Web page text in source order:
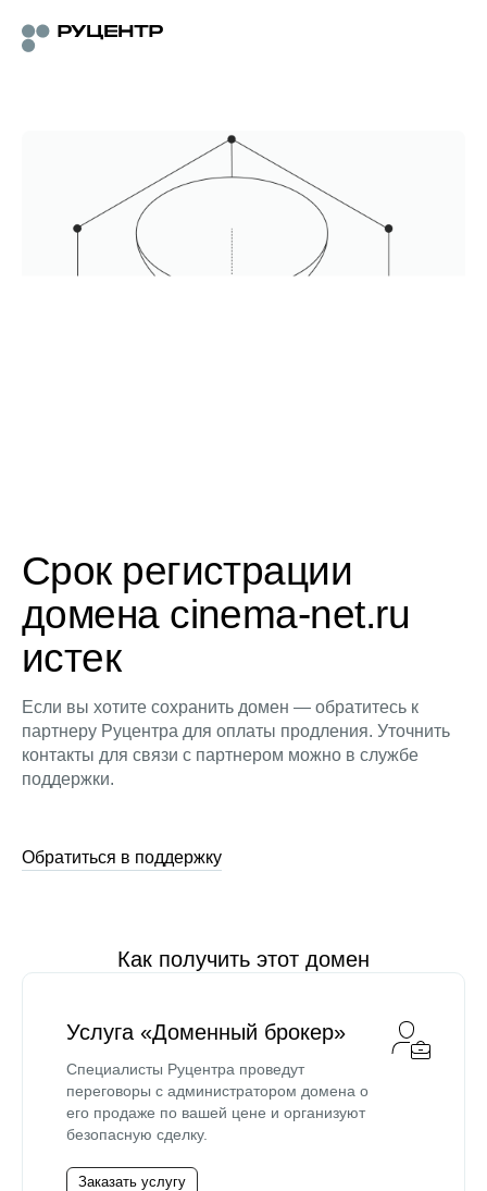
Срок регистрации
домена cinema-net.ru
истек
Если вы хотите сохранить домен — обратитесь к
партнеру Руцентра для оплаты продления. Уточнить
контакты для связи с партнером можно в службе
поддержки.
Обратиться в поддержку
Как получить этот домен
Услуга «Доменный брокер»
Специалисты Руцентра проведут
переговоры с администратором домена о
его продаже по вашей цене и организуют
безопасную сделку.
Заказать услугу